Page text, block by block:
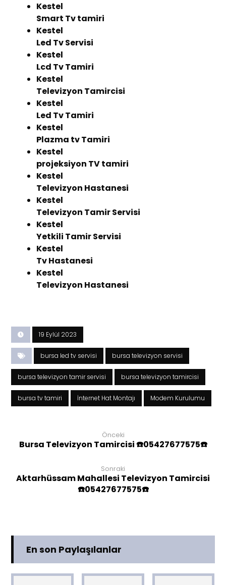
Kestel
Smart Tv tamiri
Kestel
Led Tv Servisi
Kestel
Lcd Tv Tamiri
Kestel
Televizyon Tamircisi
Kestel
Led Tv Tamiri
Kestel
Plazma tv Tamiri
Kestel
projeksiyon TV tamiri
Kestel
Televizyon Hastanesi
Kestel
Televizyon Tamir Servisi
Kestel
Yetkili Tamir Servisi
Kestel
Tv Hastanesi
Kestel
Televizyon Hastanesi
19 Eylül 2023
bursa led tv servisi bursa televizyon servisi
bursa televizyon tamir servisi bursa televizyon tamircisi
bursa tv tamiri İnternet Hat Montajı Modem Kurulumu
Önceki
Bursa Televizyon Tamircisi ☎️05427677575☎️
Sonraki
Aktarhüssam Mahallesi Televizyon Tamircisi
☎️05427677575☎️
En son Paylaşılanlar